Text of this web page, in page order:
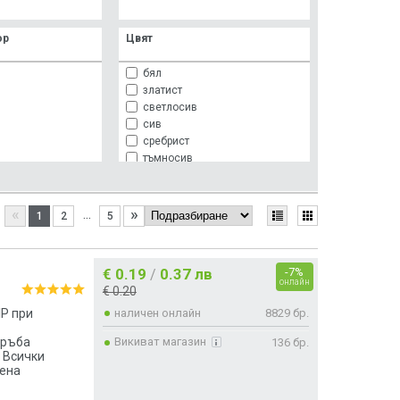
Цвят
бял
златист
светлосив
сив
сребрист
тъмносив
« 1 2 ... 5 »
при
-7%
онлайн
€ 0.19 / 0.37 лв
€ 0.20
наличен онлайн 8829 бр.
Викиват магазин 136 бр.